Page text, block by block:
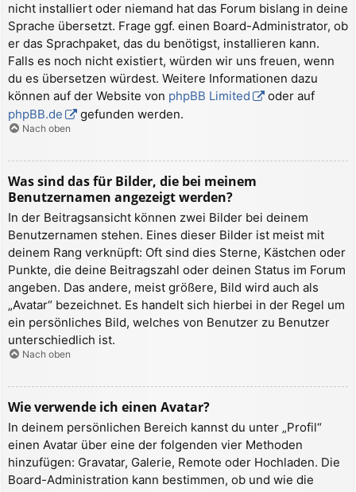
nicht installiert oder niemand hat das Forum bislang in deine
Sprache übersetzt. Frage ggf. einen Board-Administrator, ob
er das Sprachpaket, das du benötigst, installieren kann.
Falls es noch nicht existiert, würden wir uns freuen, wenn
du es übersetzen würdest. Weitere Informationen dazu
können auf der Website von phpBB Limited
oder auf
phpBB.de
gefunden werden.
Nach oben
Was sind das für Bilder, die bei meinem
Benutzernamen angezeigt werden?
In der Beitragsansicht können zwei Bilder bei deinem
Benutzernamen stehen. Eines dieser Bilder ist meist mit
deinem Rang verknüpft: Oft sind dies Sterne, Kästchen oder
Punkte, die deine Beitragszahl oder deinen Status im Forum
angeben. Das andere, meist größere, Bild wird auch als
„Avatar“ bezeichnet. Es handelt sich hierbei in der Regel um
ein persönliches Bild, welches von Benutzer zu Benutzer
unterschiedlich ist.
Nach oben
Wie verwende ich einen Avatar?
In deinem persönlichen Bereich kannst du unter „Profil“
einen Avatar über eine der folgenden vier Methoden
hinzufügen: Gravatar, Galerie, Remote oder Hochladen. Die
Board-Administration kann bestimmen, ob und wie die